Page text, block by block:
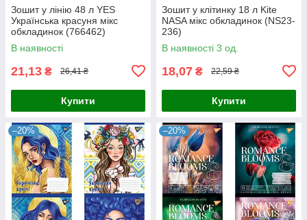
Зошит у лінію 48 л YES
Українська красуня мікс
обкладинок (766462)
В наявності
21,13 ₴ 26,41 ₴
Купити
Зошит у клітинку 18 л Kite
NASA мікс обкладинок (NS23-
236)
В наявності 3 од.
18,07 ₴ 22,59 ₴
Купити
–20% –20%